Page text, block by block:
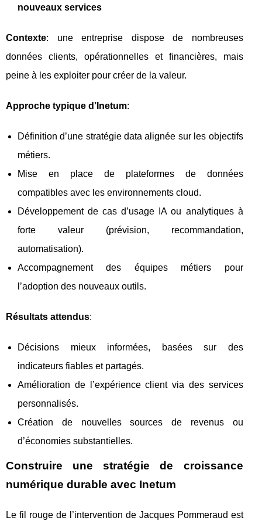
nouveaux services
Contexte: une entreprise dispose de nombreuses
données clients, opérationnelles et financières, mais
peine à les exploiter pour créer de la valeur.
Approche typique d’Inetum:
Définition d’une stratégie data alignée sur les objectifs
métiers.
Mise en place de plateformes de données
compatibles avec les environnements cloud.
Développement de cas d’usage IA ou analytiques à
forte valeur (prévision, recommandation,
automatisation).
Accompagnement des équipes métiers pour
l’adoption des nouveaux outils.
Résultats attendus:
Décisions mieux informées, basées sur des
indicateurs fiables et partagés.
Amélioration de l’expérience client via des services
personnalisés.
Création de nouvelles sources de revenus ou
d’économies substantielles.
Construire une stratégie de croissance
numérique durable avec Inetum
Le fil rouge de l’intervention de Jacques Pommeraud est